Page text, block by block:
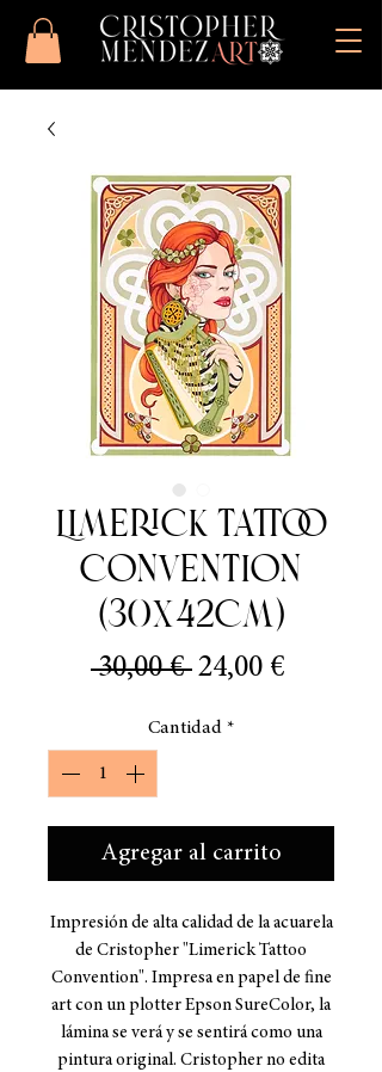
Limerick Tattoo
Convention
(30x42cm)
30,00 € Precio
24,00 €
Cantidad *
Agregar al carrito
Impresión de alta calidad de la acuarela
de Cristopher "Limerick Tattoo
Convention". Impresa en papel de fine
art con un plotter Epson SureColor, la
lámina se verá y se sentirá como una
pintura original. Cristopher no edita